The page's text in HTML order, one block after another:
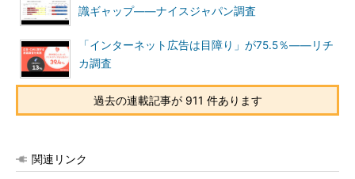
識ギャップ――ナイスジャパン調査
「インターネット広告は目障り」が75.5％――リチ
カ調査
過去の連載記事が 911 件あります
関連リンク